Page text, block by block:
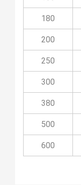
180
200
250
300
380
500
600